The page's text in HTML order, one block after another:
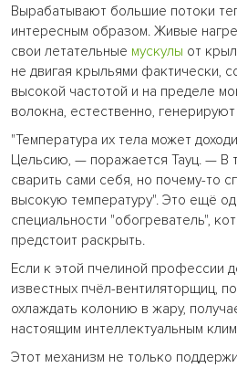
Вырабатывают большие потоки
интересным образом. Живые
свои летательные мускулы от
не двигая крыльями фактически,
высокой частотой и на пределе
волокна, естественно,
"Температура их тела может
Цельсию, — поражается Тауц. — В
сварить сами себя, но почему-то
высокую температуру". Это ещё
специальности "обогреватель",
предстоит раскрыть.
Если к этой пчелиной профессии
известных пчёл-вентиляторщиц,
охлаждать колонию в жару,
настоящим интеллектуальным
Этот механизм не только